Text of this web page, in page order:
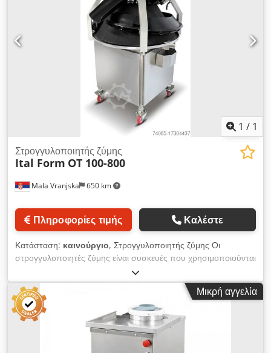
1 / 1
Mala Vranjska 650 km
Στρογγυλοποιητής ζύμης
Ital Form OT 100-800
Πληροφορίες τιμής Καλέστε
Κατάσταση: καινούργιο, Στρογγυλοποιητής ζύμης Οι
στρογγυλοποιητές ζύμης είναι συσκευές που χρησιμοποιούνται
για να διαμορφώνουν τη ζύμη Χρησιμοποιούνται στη
βιομηχανία αρτοποιίας και ζαχαροπλαστικής Μπορούν να είναι
ταινιωτοί και σπειροειδείς Ο σπειροειδής στρογγυλοποιητής
χρησιμοποιεί σπείρα για να διαμορφώσει τη ζύμη Το μηχάνημα
διαμορφώνει τη ζύμη χάρη στον κώνο αλουμινίου και τα μανίκια
αλουμινίου γύρω από τα οποία περιστρέφεται σπειροειδώς Η
ζύμη που βγαίνει από το διαμέρισμα ζύμης πέφτει στο αυλάκι
Μικρή αγγελία